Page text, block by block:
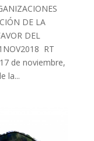
DE LA
DEL
RT
de noviembre,
la...